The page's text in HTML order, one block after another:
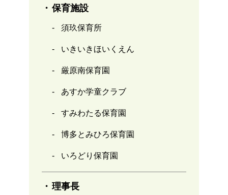
保育施設
須玖保育所
いきいきほいくえん
厳原南保育園
あすか学童クラブ
すみわたる保育園
博多とみひろ保育園
いろどり保育園
理事長